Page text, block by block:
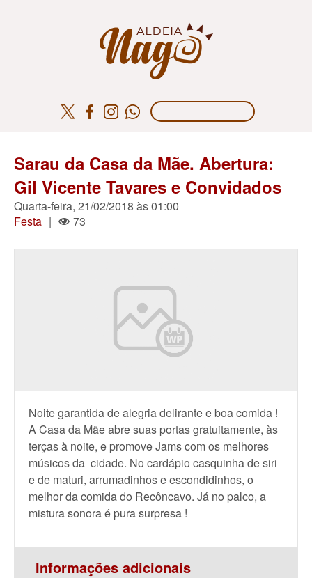
Sarau da Casa da Mãe. Abertura:
Gil Vicente Tavares e Convidados
Quarta-feira, 21/02/2018 às 01:00
Festa | 73
Noite garantida de alegria delirante e boa comida !
A Casa da Mãe abre suas portas gratuitamente, às
terças à noite, e promove Jams com os melhores
músicos da cidade. No cardápio casquinha de siri
e de maturi, arrumadinhos e escondidinhos, o
melhor da comida do Recôncavo. Já no palco, a
mistura sonora é pura surpresa !
Informações adicionais